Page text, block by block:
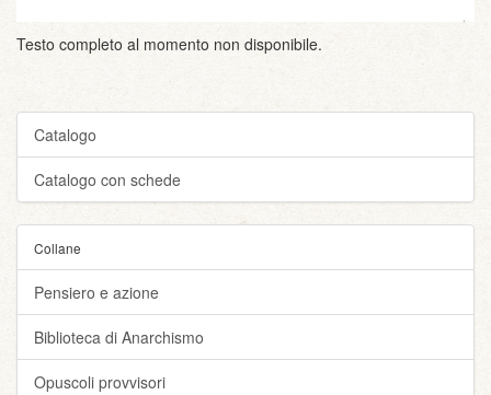
Testo completo al momento non disponibile.
Catalogo
Catalogo con schede
Collane
Pensiero e azione
Biblioteca di Anarchismo
Opuscoli provvisori